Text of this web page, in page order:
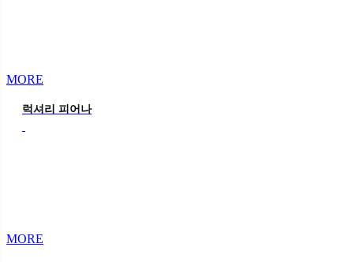
MORE
럭셔리 피어나
MORE